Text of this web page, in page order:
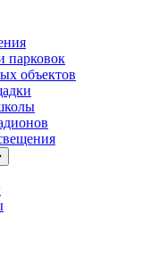
парковок
объектов